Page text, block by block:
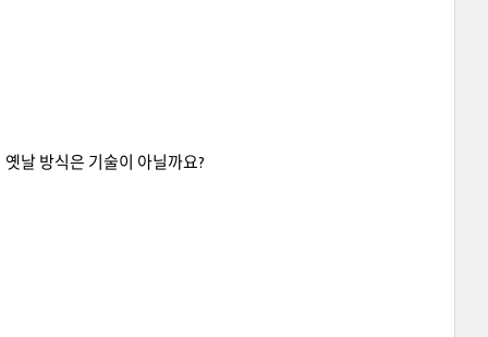
옛날 방식은 기술이 아닐까요?